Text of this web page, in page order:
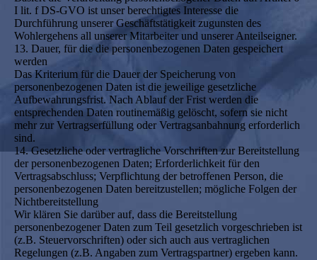
I lit. f DS-GVO ist unser berechtigtes Interesse die
Durchführung unserer Geschäftstätigkeit zugunsten des
Wohlergehens all unserer Mitarbeiter und unserer Anteilseigner.
13. Dauer, für die die personenbezogenen Daten gespeichert
werden
Das Kriterium für die Dauer der Speicherung von
personenbezogenen Daten ist die jeweilige gesetzliche
Aufbewahrungsfrist. Nach Ablauf der Frist werden die
entsprechenden Daten routinemäßig gelöscht, sofern sie nicht
mehr zur Vertragserfüllung oder Vertragsanbahnung erforderlich
sind.
14. Gesetzliche oder vertragliche Vorschriften zur Bereitstellung
der personenbezogenen Daten; Erforderlichkeit für den
Vertragsabschluss; Verpflichtung der betroffenen Person, die
personenbezogenen Daten bereitzustellen; mögliche Folgen der
Nichtbereitstellung
Wir klären Sie darüber auf, dass die Bereitstellung
personenbezogener Daten zum Teil gesetzlich vorgeschrieben ist
(z.B. Steuervorschriften) oder sich auch aus vertraglichen
Regelungen (z.B. Angaben zum Vertragspartner) ergeben kann.